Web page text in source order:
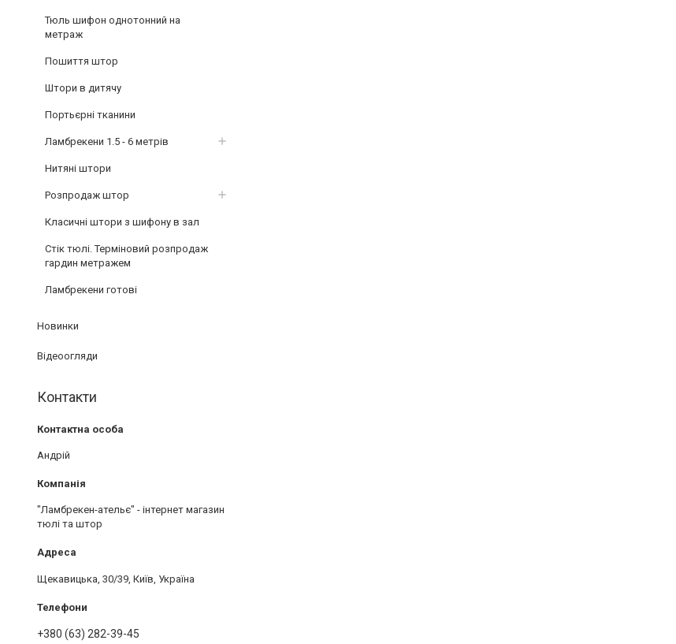
Тюль шифон однотонний на
метраж
Пошиття штор
Штори в дитячу
Портьєрні тканини
Ламбрекени 1.5 - 6 метрів
Нитяні штори
Розпродаж штор
Класичні штори з шифону в зал
Стік тюлі. Терміновий розпродаж
гардин метражем
Ламбрекени готові
Новинки
Відеоогляди
Контакти
Андрій
"Ламбрекен-ательє" - інтернет магазин
тюлі та штор
Щекавицька, 30/39, Київ, Україна
+380 (63) 282-39-45